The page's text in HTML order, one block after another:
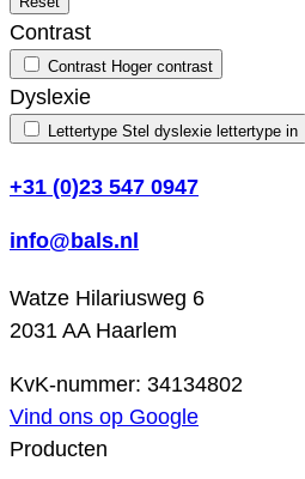
Contrast
Contrast Hoger contrast
Dyslexie
Lettertype Stel dyslexie lettertype in
+31 (0)23 547 0947
info@bals.nl
Watze Hilariusweg 6
2031 AA Haarlem
KvK-nummer: 34134802
Vind ons op Google
Producten